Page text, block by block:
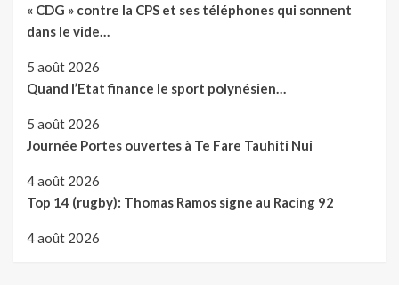
« CDG » contre la CPS et ses téléphones qui sonnent
dans le vide…
5 août 2026
Quand l’Etat finance le sport polynésien…
5 août 2026
Journée Portes ouvertes à Te Fare Tauhiti Nui
4 août 2026
Top 14 (rugby): Thomas Ramos signe au Racing 92
4 août 2026